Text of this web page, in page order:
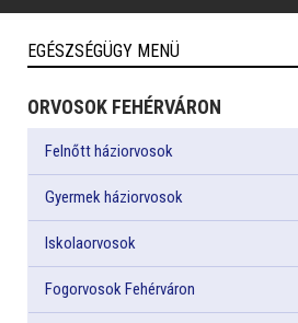
EGÉSZSÉGÜGY MENÜ
ORVOSOK FEHÉRVÁRON
Felnőtt háziorvosok
Gyermek háziorvosok
Iskolaorvosok
Fogorvosok Fehérváron